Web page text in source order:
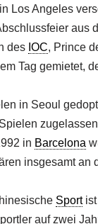
Los Angeles
des IOC, Prince
Tag gemietet,
in Seoul
in Barcelona
insgesamt an
Sportist
auf zwei